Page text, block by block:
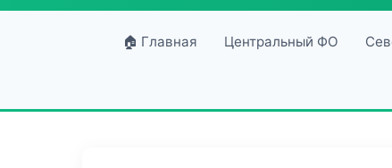
🏠 Главная Центральный ФО